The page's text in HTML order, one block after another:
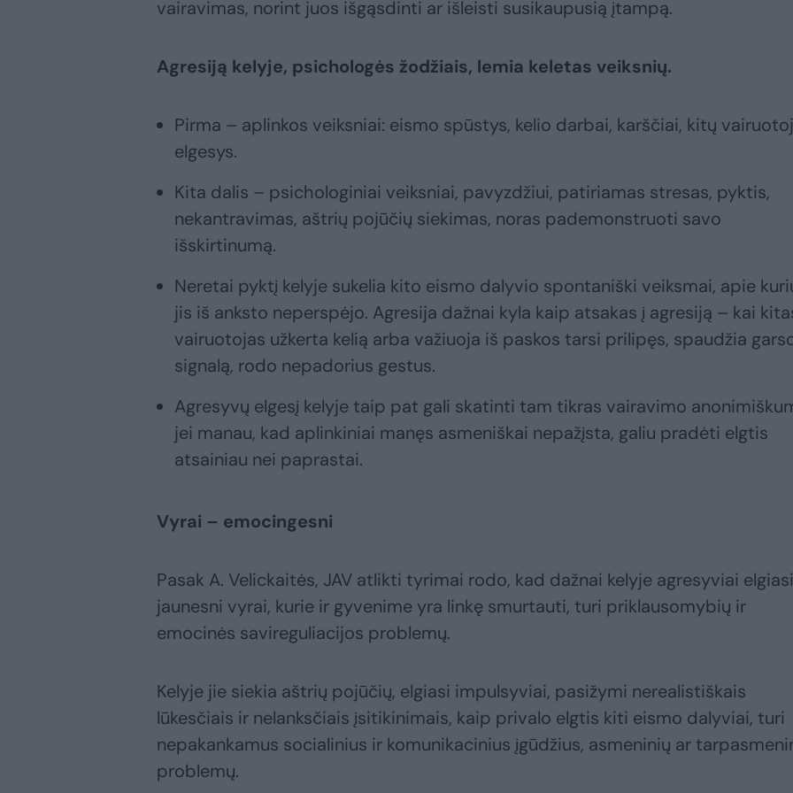
vairavimas, norint juos išgąsdinti ar išleisti susikaupusią įtampą.
Agresiją kelyje, psichologės žodžiais, lemia keletas veiksnių.
Pirma – aplinkos veiksniai: eismo spūstys, kelio darbai, karščiai, kitų
elgesys.
Kita dalis – psichologiniai veiksniai, pavyzdžiui, patiriamas stresas, pyktis,
nekantravimas, aštrių pojūčių siekimas, noras pademonstruoti savo
išskirtinumą.
Neretai pyktį kelyje sukelia kito eismo dalyvio spontaniški veiksmai, apie
jis iš anksto neperspėjo. Agresija dažnai kyla kaip atsakas į agresiją – kai
vairuotojas užkerta kelią arba važiuoja iš paskos tarsi prilipęs, spaudžia
signalą, rodo nepadorius gestus.
Agresyvų elgesį kelyje taip pat gali skatinti tam tikras vairavimo
jei manau, kad aplinkiniai manęs asmeniškai nepažįsta, galiu pradėti elgtis
atsainiau nei paprastai.
Vyrai – emocingesni
Pasak A. Velickaitės, JAV atlikti tyrimai rodo, kad dažnai kelyje agresyviai elgiasi
jaunesni vyrai, kurie ir gyvenime yra linkę smurtauti, turi priklausomybių ir
emocinės savireguliacijos problemų.
Kelyje jie siekia aštrių pojūčių, elgiasi impulsyviai, pasižymi nerealistiškais
lūkesčiais ir nelanksčiais įsitikinimais, kaip privalo elgtis kiti eismo dalyviai, turi
nepakankamus socialinius ir komunikacinius įgūdžius, asmeninių ar
problemų.